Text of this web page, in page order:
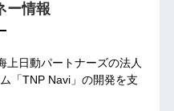
ー情報
上日動パートナーズの法人
「TNP Navi」の開発を支